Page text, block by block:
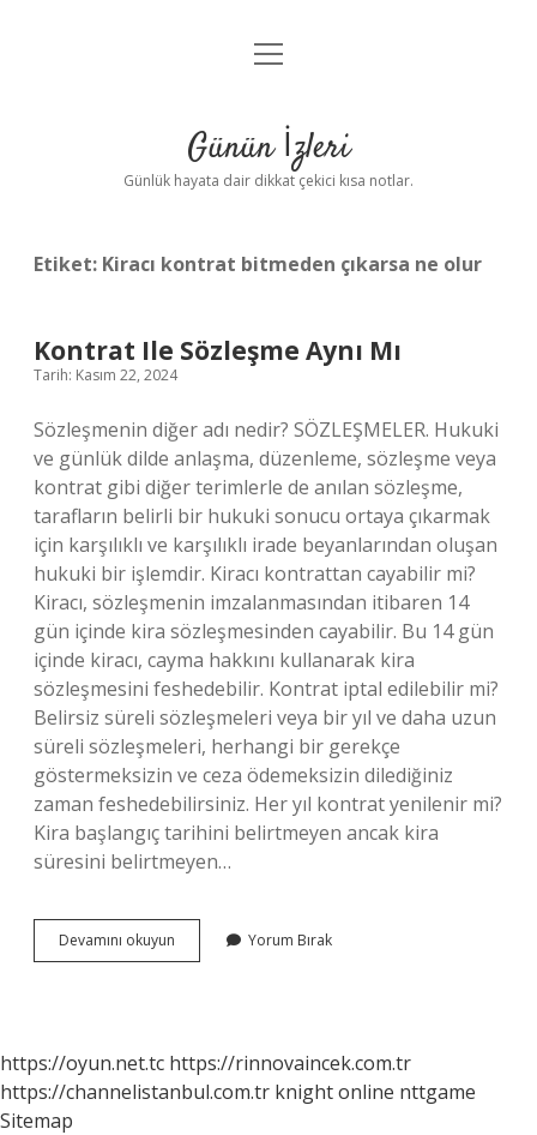
Anasayfa
Yasal Uyarı
menüyü
Günün İzleri
Günlük hayata dair dikkat çekici kısa notlar.
Etiket: Kiracı kontrat bitmeden çıkarsa ne olur
Kontrat Ile Sözleşme Aynı Mı
Tarih: Kasım 22, 2024
Sözleşmenin diğer adı nedir? SÖZLEŞMELER. Hukuki
ve günlük dilde anlaşma, düzenleme, sözleşme veya
kontrat gibi diğer terimlerle de anılan sözleşme,
tarafların belirli bir hukuki sonucu ortaya çıkarmak
için karşılıklı ve karşılıklı irade beyanlarından oluşan
hukuki bir işlemdir. Kiracı kontrattan cayabilir mi?
Kiracı, sözleşmenin imzalanmasından itibaren 14
gün içinde kira sözleşmesinden cayabilir. Bu 14 gün
içinde kiracı, cayma hakkını kullanarak kira
sözleşmesini feshedebilir. Kontrat iptal edilebilir mi?
Belirsiz süreli sözleşmeleri veya bir yıl ve daha uzun
süreli sözleşmeleri, herhangi bir gerekçe
göstermeksizin ve ceza ödemeksizin dilediğiniz
zaman feshedebilirsiniz. Her yıl kontrat yenilenir mi?
Kira başlangıç ​​tarihini belirtmeyen ancak kira
süresini belirtmeyen…
Devamını okuyun
Ile
Yorum Bırak
https://oyun.net.tc https://rinnovaincek.com.tr
https://channelistanbul.com.tr knight online nttgame
Sitemap